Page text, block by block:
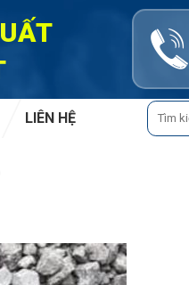
LIÊN HỆ
Tìm
kiếm: